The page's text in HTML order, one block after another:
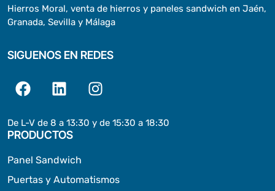
Hierros Moral, venta de hierros y paneles sandwich en Jaén,
Granada, Sevilla y Málaga
SIGUENOS EN REDES
De L-V de 8 a 13:30 y de 15:30 a 18:30
PRODUCTOS
Panel Sandwich
Puertas y Automatismos